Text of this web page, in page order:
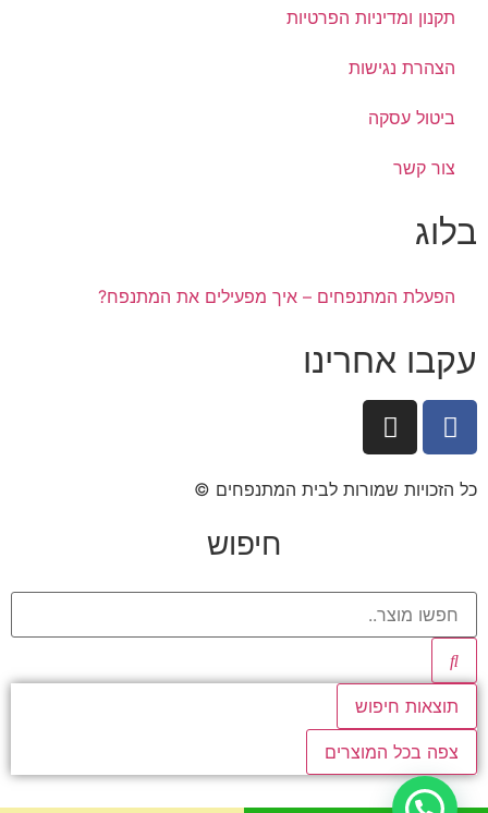
תקנון ומדיניות הפרטיות
הצהרת נגישות
ביטול עסקה
צור קשר
בלוג
הפעלת המתנפחים – איך מפעילים את המתנפח?
עקבו אחרינו
כל הזכויות שמורות לבית המתנפחים ©​
חיפוש
תוצאות חיפוש
צפה בכל המוצרים